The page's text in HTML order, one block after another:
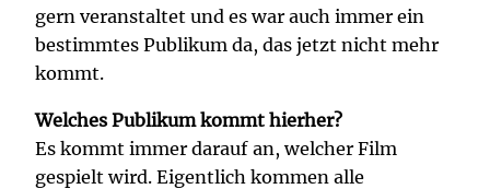
gern veranstaltet und es war auch immer ein
bestimmtes Publikum da, das jetzt nicht mehr
kommt.
Welches Publikum kommt hierher?
Es kommt immer darauf an, welcher Film
gespielt wird. Eigentlich kommen alle